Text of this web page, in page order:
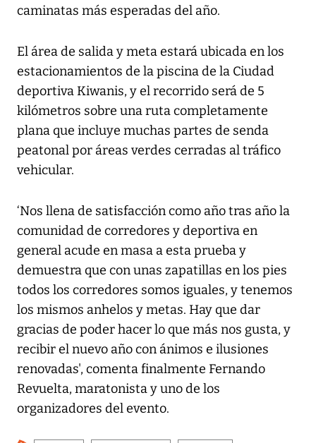
caminatas más esperadas del año.
El área de salida y meta estará ubicada en los
estacionamientos de la piscina de la Ciudad
deportiva Kiwanis, y el recorrido será de 5
kilómetros sobre una ruta completamente
plana que incluye muchas partes de senda
peatonal por áreas verdes cerradas al tráfico
vehicular.
‘Nos llena de satisfacción como año tras año la
comunidad de corredores y deportiva en
general acude en masa a esta prueba y
demuestra que con unas zapatillas en los pies
todos los corredores somos iguales, y tenemos
los mismos anhelos y metas. Hay que dar
gracias de poder hacer lo que más nos gusta, y
recibir el nuevo año con ánimos e ilusiones
renovadas', comenta finalmente Fernando
Revuelta, maratonista y uno de los
organizadores del evento.